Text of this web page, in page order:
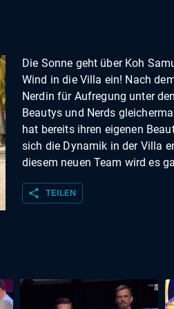
Die Sonne geht über Koh
Wind in die Villa ein! Nach
Nerdin für Aufregung unter
Beautys und Nerds
hat bereits ihren eigenen
sich die Dynamik in der Villa
diesem neuen Team wird es
share TEILEN